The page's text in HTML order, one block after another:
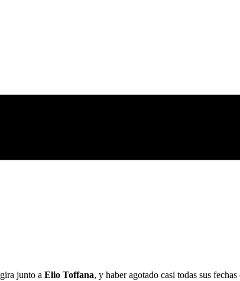
junto a Elio Toffana, y haber agotado casi todas sus